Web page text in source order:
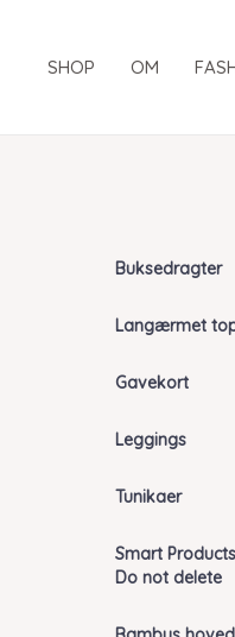
SHOP OM
Buksedragter
Langærmet
Gavekort
Leggings
Tunikaer
Smart
Do not delete